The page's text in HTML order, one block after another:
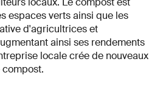
espaces verts ainsi que les
d'agricultrices et
ainsi ses rendements
locale crée de nouveaux